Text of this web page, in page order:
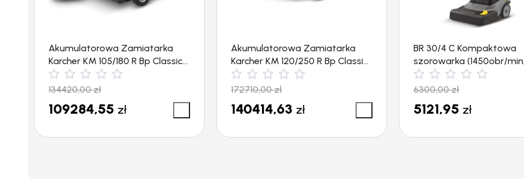
Specyfikacja techniczna
Napięcie (Ph/V/Hz): 3 / 376 – 424 / 50
Wydajność tłoczenia (l/h): 500 – 1000
Temperatura doprowadzanej wody (°C):
Ciśnienie robocze (bar): 80 – 250
Akumulatorowa Zamiatarka
Karcher KM 105/180 R Bp Classic
(6300 m²/h)
134420,00zł
109284,55 zł
Akumulatorowa Zamiatarka
Karcher KM 120/250 R Bp Classic
(7200 m²/h)
172710,00zł
140414,63 zł
BR 30/4 C Kompaktowa
szorowarka (1450obr/
300mm) Kärcher
6300,00zł
5121,95 zł